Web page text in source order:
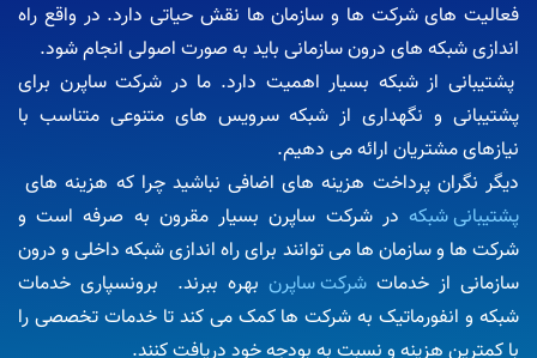
فعالیت های شرکت ها و سازمان ها نقش حیاتی دارد. در واقع راه
اندازی شبکه های درون سازمانی باید به صورت اصولی انجام شود.
پشتیبانی از شبکه بسیار اهمیت دارد. ما در شرکت ساپرن برای
پشتیبانی و نگهداری از شبکه سرویس های متنوعی متناسب با
نیازهای مشتریان ارائه می دهیم.
دیگر نگران پرداخت هزینه های اضافی نباشید چرا که هزینه های
پشتیبانی شبکه در شرکت ساپرن بسیار مقرون به صرفه است و
شرکت ها و سازمان ها می توانند برای راه اندازی شبکه داخلی و درون
سازمانی از خدمات شرکت ساپرن بهره ببرند. برونسپاری خدمات
شبکه و انفورماتیک به شرکت ها کمک می کند تا خدمات تخصصی را
با کمترین هزینه و نسبت به بودجه خود دریافت کنند.